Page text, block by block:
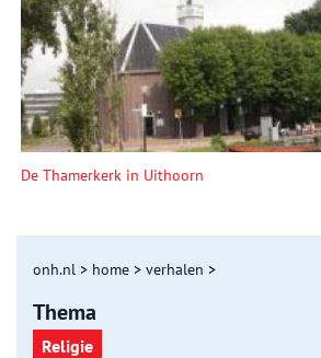
De Thamerkerk in Uithoorn
onh.nl > home > verhalen >
Thema
Religie